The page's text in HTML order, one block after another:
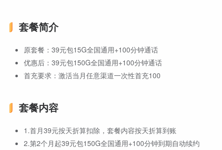
套餐简介
原套餐：39元包15G全国通用+100分钟通话
优惠后：39元包150G全国通用+100分钟通话
首充要求：激活当月任意渠道一次性首充100
套餐内容
1.首月39元按天折算扣除，套餐内容按天折算到账
2.第2个月起39元包150G全国通用+100分钟到期自动续约